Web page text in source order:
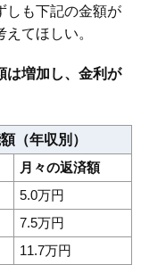
しも下記の金額が
てほしい。
は増加し、金利が
（年収別）
月々の返済額
5.0万円
7.5万円
11.7万円